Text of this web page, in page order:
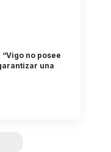
no posee
una